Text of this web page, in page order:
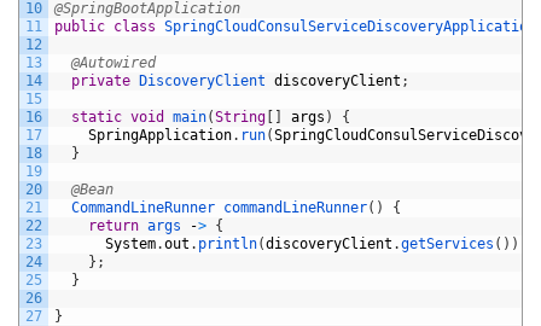
10
11
12
13
14
15
16
17
18
19
20
21
22
23
24
25
26
27
@SpringBootApplication
public class SpringCloudConsulServiceDiscoveryApplication
@Autowired
private DiscoveryClient discoveryClient ;
static void main(String [ ] args )
{
SpringApplication. run(
}
@Bean
CommandLineRunner commandLineRunner( )
{
return args -> {
System.out . println(discoveryClient .getServices ( ) )
} ;
}
}